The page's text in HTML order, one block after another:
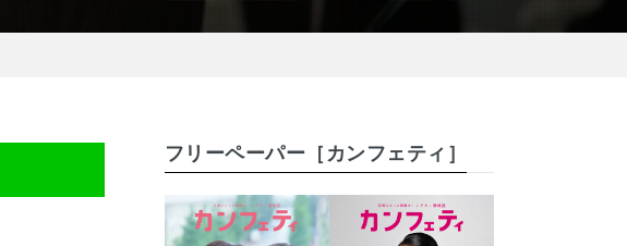
フリーペーパー［カンフェティ］